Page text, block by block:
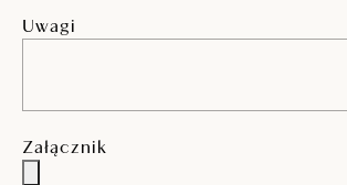
Uwagi
Załącznik